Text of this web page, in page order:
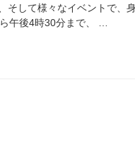
そして様々なイベントで、
午後4時30分まで、 …